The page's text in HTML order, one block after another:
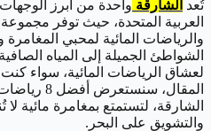
تُعد الشارقة واحدة من أبرز
العربية المتحدة، حيث توفر
والرياضات المائية لمحبي المغامرة
الشواطئ الجميلة إلى المياه
لعشاق الرياضات المائية، سواء كنت
المقال،
الشارقة، لتستمتع بمغامرة مائية
والتشويق على البحر.